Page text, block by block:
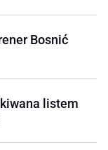
Bosnić
listem